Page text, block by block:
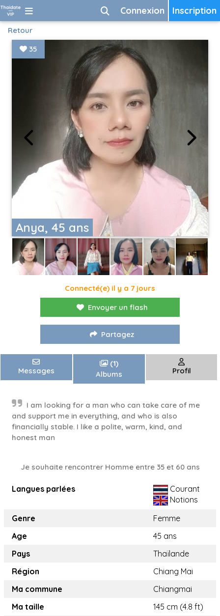
Inscription
Connexion
Retour
Anya, 45 ans
35
Connecté(e) il y a 7 jours
Envoyer un flash
Partagez
Messages
(1)
Albums
Profil
I am looking for a man who can take care of me
and support me in everything, and who is also
financially stable. I like a polite, warm, kind, and
honest man
Je souhaite rencontrer Homme entre 35 et 60 ans
Langues parlées
Courant
Notions
Genre
Femme
Age
45 ans
Pays
Thaïlande
Région
Chiang Mai
Ma commune
Chiangmai
Ma taille
145 cm (4.8 ft)